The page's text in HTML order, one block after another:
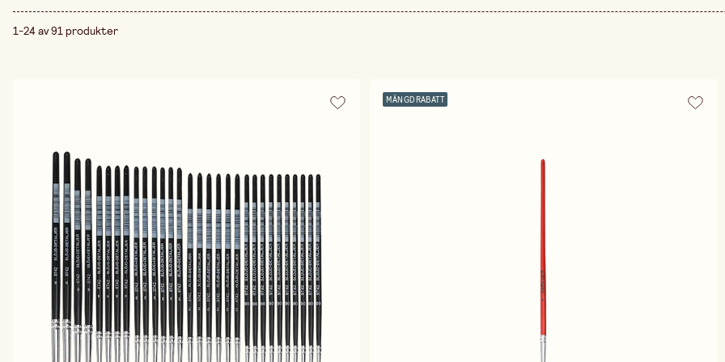
1-24 av 91 produkter
MÄNGDRABATT